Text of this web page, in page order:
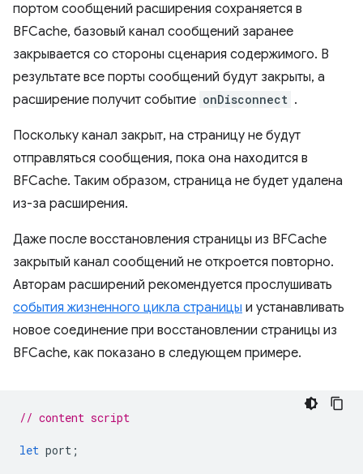
портом сообщений расширения сохраняется в
BFCache, базовый канал сообщений заранее
закрывается со стороны сценария содержимого. В
результате все порты сообщений будут закрыты, а
расширение получит событие onDisconnect .
Поскольку канал закрыт, на страницу не будут
отправляться сообщения, пока она находится в
BFCache. Таким образом, страница не будет удалена
из-за расширения.
Даже после восстановления страницы из BFCache
закрытый канал сообщений не откроется повторно.
Авторам расширений рекомендуется прослушивать
события жизненного цикла страницы и устанавливать
новое соединение при восстановлении страницы из
BFCache, как показано в следующем примере.
// content script
let port ;